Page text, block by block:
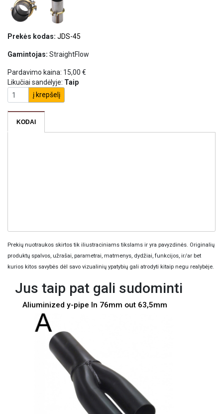
Prekės kodas: JDS-45
Gamintojas: StraightFlow
Pardavimo kaina: 15,00 €
Likučiai sandėlyje: Taip
į krepšelį
KODAI
Prekių nuotraukos skirtos tik iliustraciniams tikslams ir yra pavyzdinės. Originalių
produktų spalvos, užrašai, parametrai, matmenys, dydžiai, funkcijos, ir/ar bet
kurios kitos savybės dėl savo vizualinių ypatybių gali atrodyti kitaip negu realybėje.
Jus taip pat gali sudominti
Aliuminized y-pipe In 76mm out 63,5mm